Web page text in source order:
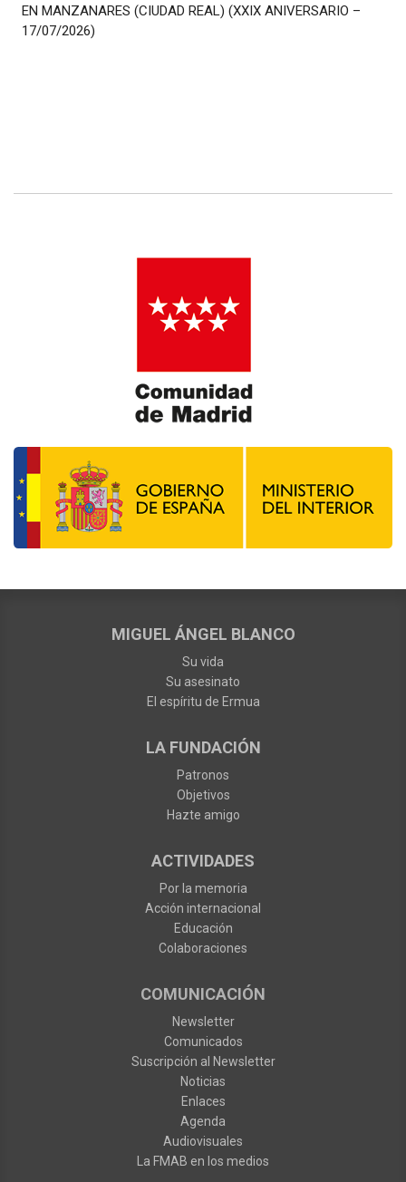
EN MANZANARES (CIUDAD REAL) (XXIX ANIVERSARIO –
17/07/2026)
MIGUEL ÁNGEL BLANCO
Su vida
Su asesinato
El espíritu de Ermua
LA FUNDACIÓN
Patronos
Objetivos
Hazte amigo
ACTIVIDADES
Por la memoria
Acción internacional
Educación
Colaboraciones
COMUNICACIÓN
Newsletter
Comunicados
Suscripción al Newsletter
Noticias
Enlaces
Agenda
Audiovisuales
La FMAB en los medios